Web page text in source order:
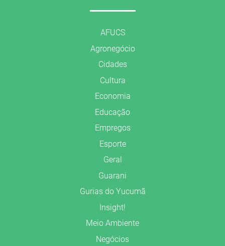
AFUCS
Agronegócio
Cidades
Cultura
Economia
Educação
Empregos
Esporte
Geral
Guarani
Gurias do Yucumã
Insight!
Meio Ambiente
Negócios